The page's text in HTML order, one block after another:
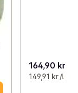
164,90 kr
149,91 kr /l